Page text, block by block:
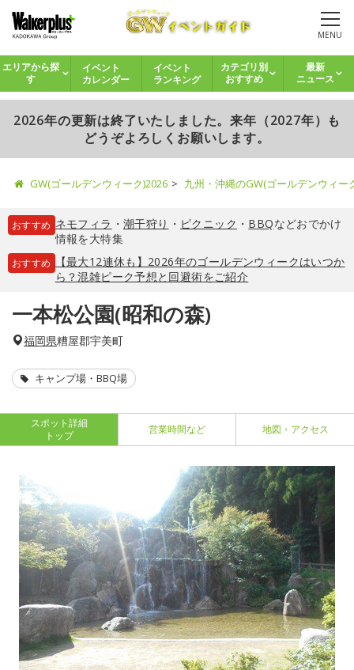
MENU
エリアから探
す
イベント
カレンダー
イベント
ランキング
カテゴリ別
おすすめ
最新
ニュース
2026年の更新は終了いたしました。来年（2027年）も
どうぞよろしくお願いします。
GW(ゴールデンウィーク)2026 九州・沖縄のGW(ゴールデンウィ
おすすめ ネモフィラ ・ 潮干狩り ・ ピクニック ・ BBQなどおでかけ
情報を大特集
おすすめ
【最大12連休も】2026年のゴールデンウィークはいつか
ら？混雑ピーク予想と回避術をご紹介
一本松公園(昭和の森)
福岡県糟屋郡宇美町
キャンプ場・BBQ場
スポット詳細
トップ
営業時間など 地図・アクセス